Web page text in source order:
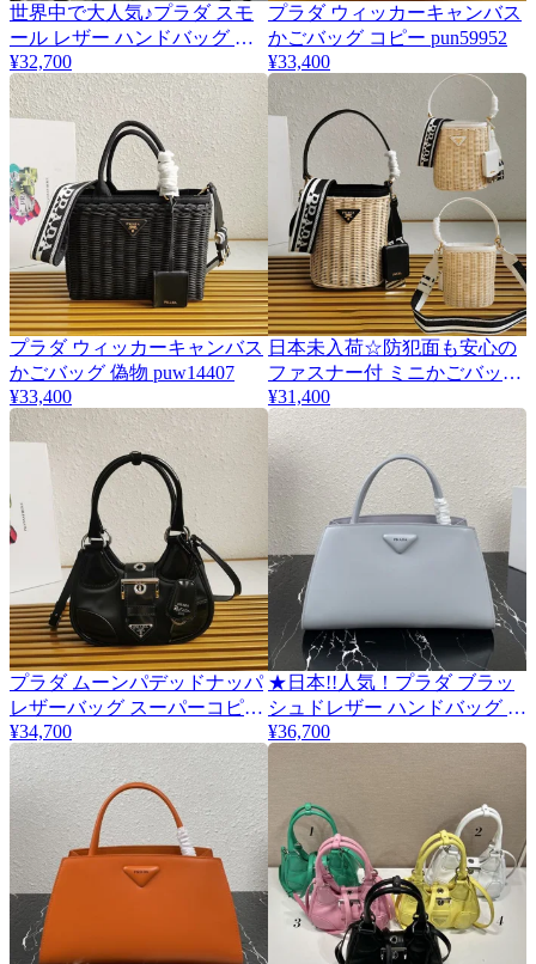
世界中で大人気♪プラダ スモ
ール レザー ハンドバッグ 偽
物 pum78725
¥32,700
プラダ ウィッカーキャンバス
かごバッグ コピー pun59952
¥33,400
プラダ ウィッカーキャンバス
かごバッグ 偽物 puw14407
¥33,400
日本未入荷☆防犯面も安心の
ファスナー付 ミニかごバック
コピー☆プラダ 2色 pui79618
¥31,400
プラダ ムーンパデッドナッパ
レザーバッグ スーパーコピー
puq19110
¥34,700
★日本!!人気！プラダ ブラッ
シュドレザー ハンドバッグ コ
ピー pus12841
¥36,700